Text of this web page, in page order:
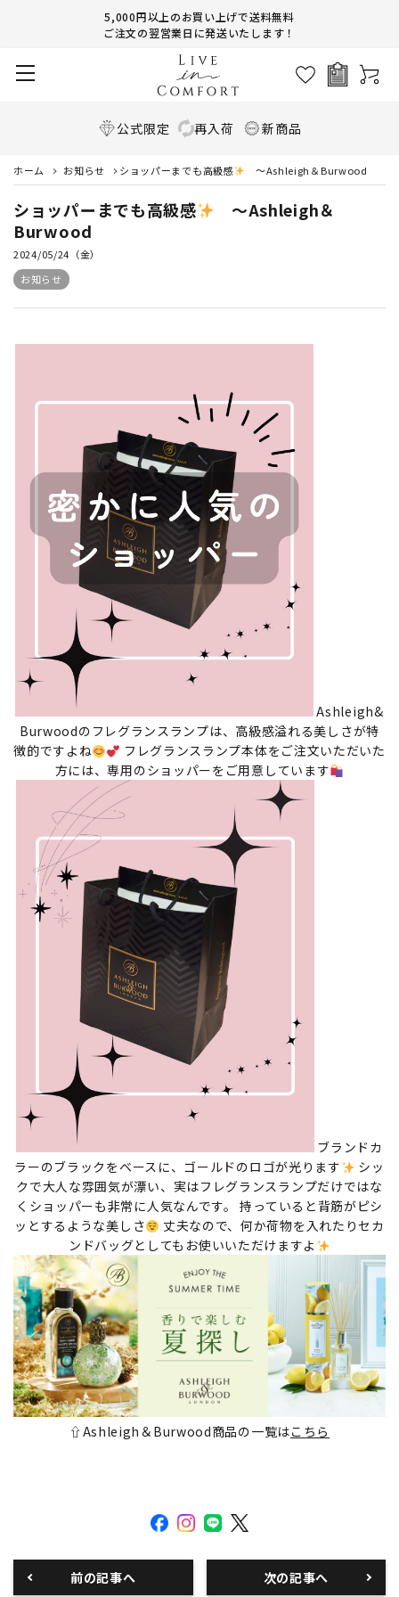
5,000円以上のお買い上げで送料無料
ご注文の翌営業日に発送いたします！
公式限定 再入荷 新商品
ホーム お知らせ ショッパーまでも高級感 ～Ashleigh＆Burwood
ショッパーまでも高級感
～Ashleigh＆
Burwood
2024/05/24（金）
お知らせ
Ashleigh&
Burwoodのフレグランスランプは、高級感溢れる美しさが特
徴的ですよね
フレグランスランプ本体をご注文いただいた
方には、専用のショッパーをご用意しています
ブランドカ
ラーのブラックをベースに、ゴールドのロゴが光ります
シッ
クで大人な雰囲気が漂い、実はフレグランスランプだけではな
くショッパーも非常に人気なんです。 持っていると背筋がピシ
ッとするような美しさ
丈夫なので、何か荷物を入れたりセカ
ンドバッグとしてもお使いいただけますよ
⇧Ashleigh＆Burwood商品の一覧はこちら
前の記事へ 次の記事へ